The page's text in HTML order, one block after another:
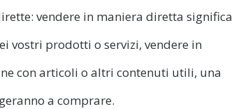
vendere in maniera diretta significa
vostri prodotti o servizi, vendere in
con articoli o altri contenuti utili, una
a comprare.